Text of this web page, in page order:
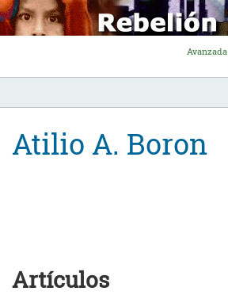
Skip
to
content
Avanzada
Atilio A. Boron
Artículos